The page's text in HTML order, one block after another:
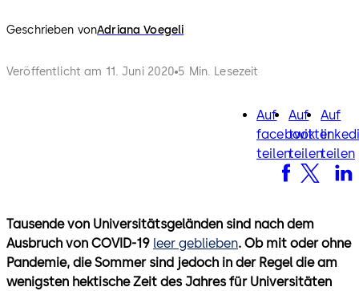
Geschrieben vonAdriana Voegeli
Veröffentlicht am 11. Juni 2020 5 Min. Lesezeit
Auf
facebook
teilen
facebook
Auf
twitter
teilen
twitter
Auf
teilen
Tausende von Universitätsgeländen sind nach dem
Ausbruch von COVID-19 leer geblieben. Ob mit oder ohne
Pandemie, die Sommer sind jedoch in der Regel die am
wenigsten hektische Zeit des Jahres für Universitäten